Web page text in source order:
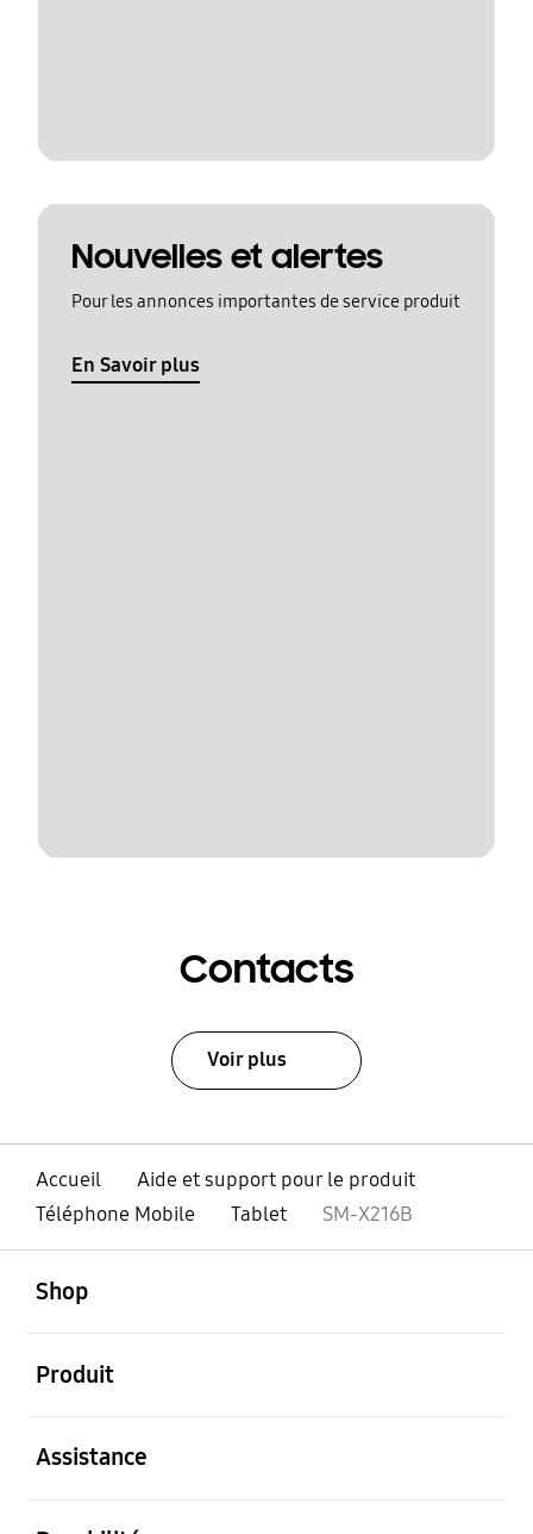
Nouvelles et alertes
Pour les annonces importantes de service produit
En Savoir plus
Contacts
Voir plus
Accueil
Aide et support pour le produit
Téléphone Mobile
Tablet SM-X216B
Shop
Produit
Assistance